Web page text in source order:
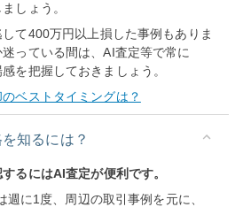
しょう。
て400万円以上損した事例もありま
っている間は、AI査定等で常に
感を把握しておきましょう。
ベストタイミングは？
知るには？
るにはAI査定が便利です。
週に1度、周辺の取引事例を元に、